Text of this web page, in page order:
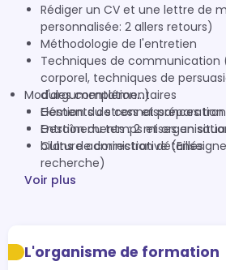
Rédiger un CV et une lettre de
personnalisée: 2 allers retours)
Méthodologie de l'entretien
Techniques de communication
corporel, techniques de
d'argumentation...)
Eléments de connaissances
Entraînements : 2 mises en
bilans de correction détaillés
Modules complémentaires
Gestion du stress et
Gestion du temps et
Culture administrative
recherche)
Voir plus
L'organisme de formation